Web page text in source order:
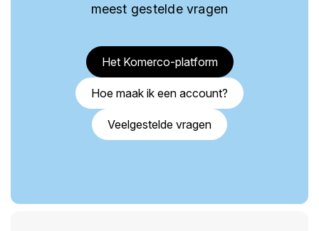
meest gestelde vragen
Het Komerco-platform
Hoe maak ik een account?
Veelgestelde vragen